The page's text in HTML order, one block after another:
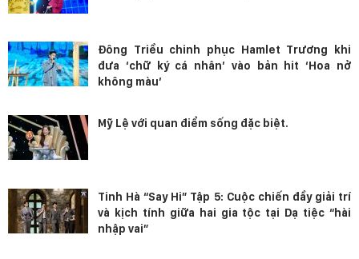
Đông Triều chinh phục Hamlet Trương khi
đưa ‘chữ ký cá nhân’ vào bản hit ‘Hoa nở
không màu’
Mỹ Lệ với quan điểm sống đặc biệt.
Tinh Hà “Say Hi” Tập 5: Cuộc chiến đầy giải trí
và kịch tính giữa hai gia tộc tại Dạ tiệc “hài
nhập vai”